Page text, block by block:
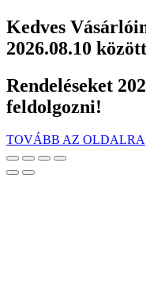
Kedves
2026.08.10
Rendeléseket
feldolgozni!
TOVÁBB AZ OLDALRA